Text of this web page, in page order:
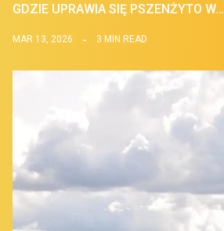
GDZIE UPRAWIA SIĘ PSZENŻYTO W…
MAR 13, 2026 3 MIN READ